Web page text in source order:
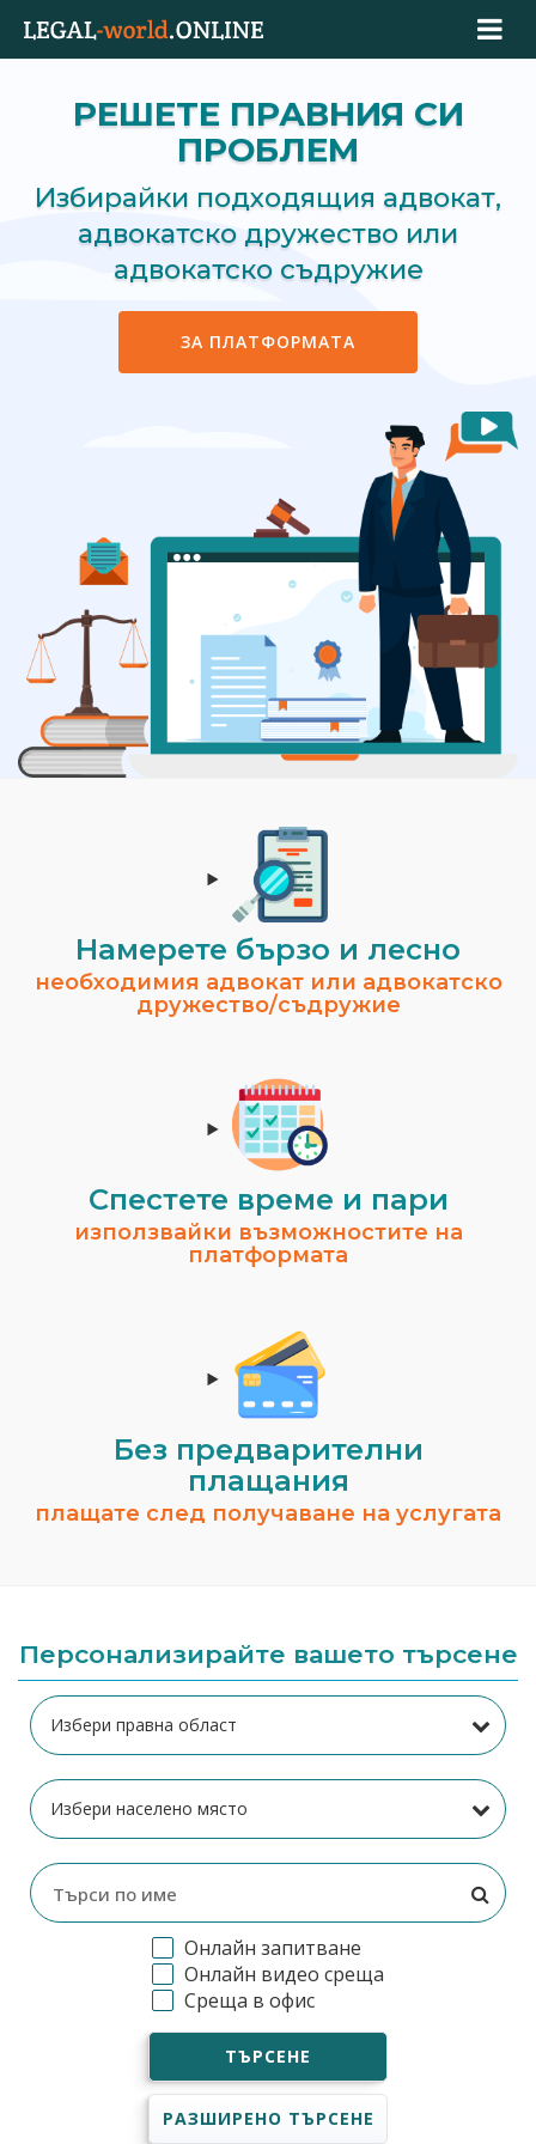
РЕШЕТЕ ПРАВНИЯ СИ
ПРОБЛЕМ
Избирайки подходящия адвокат,
адвокатско дружество или
адвокатско съдружие
ЗА ПЛАТФОРМАТА
Намерете бързо и лесно
необходимия адвокат или адвокатско
дружество/съдружие
Спестeте време и пари
използвайки възможностите на
платформата
Без предварителни
плащания
плащате след получаване на услугата
Персонализирайте вашето търсене
Онлайн запитване
Онлайн видео среща
Среща в офис
ТЪРСЕНЕ
РАЗШИРЕНО ТЪРСЕНЕ